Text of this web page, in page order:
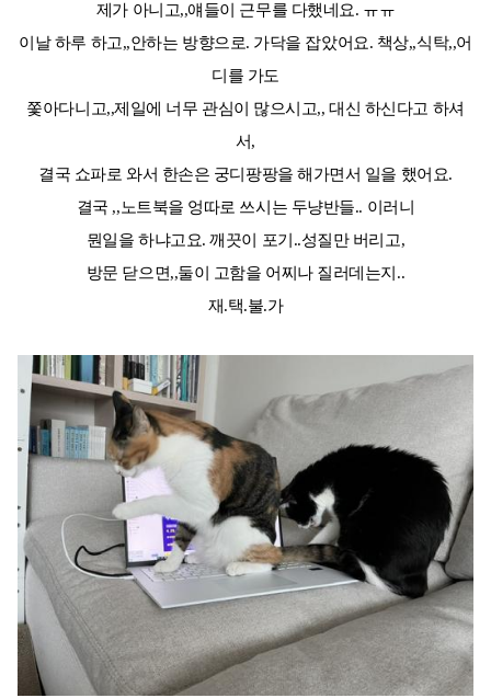
제가 아니고,,얘들이 근무를 다했네요. ㅠㅠ
이날 하루 하고,,안하는 방향으로. 가닥을 잡았어요. 책상,,식탁,,어
디를 가도
쫓아다니고,,제일에 너무 관심이 많으시고,, 대신 하신다고 하셔
서,
결국 쇼파로 와서 한손은 궁디팡팡을 해가면서 일을 했어요.
결국 ,,노트북을 엉따로 쓰시는 두냥반들.. 이러니
뭔일을 하냐고요. 깨끗이 포기..성질만 버리고,
방문 닫으면,,둘이 고함을 어찌나 질러데는지..
재.택.불.가